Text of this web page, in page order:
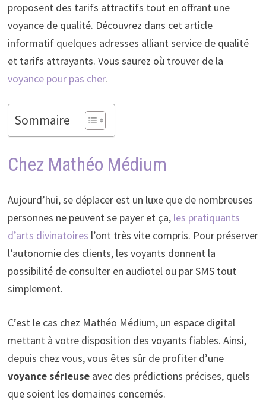
proposent des tarifs attractifs tout en offrant une
voyance de qualité. Découvrez dans cet article
informatif quelques adresses alliant service de qualité
et tarifs attrayants. Vous saurez où trouver de la
voyance pour pas cher.
Sommaire
Chez Mathéo Médium
Aujourd’hui, se déplacer est un luxe que de nombreuses
personnes ne peuvent se payer et ça, les pratiquants
d’arts divinatoires l’ont très vite compris. Pour préserver
l’autonomie des clients, les voyants donnent la
possibilité de consulter en audiotel ou par SMS tout
simplement.
C’est le cas chez Mathéo Médium, un espace digital
mettant à votre disposition des voyants fiables. Ainsi,
depuis chez vous, vous êtes sûr de profiter d’une
voyance sérieuseavec des prédictions précises, quels
que soient les domaines concernés.